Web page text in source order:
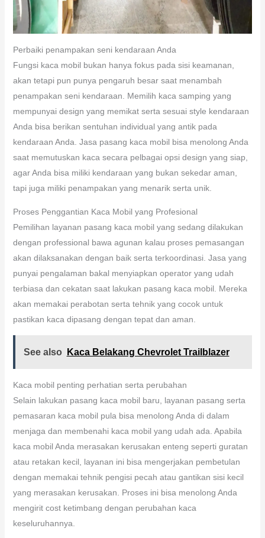
Perbaiki penampakan seni kendaraan Anda
Fungsi kaca mobil bukan hanya fokus pada sisi keamanan,
akan tetapi pun punya pengaruh besar saat menambah
penampakan seni kendaraan. Memilih kaca samping yang
mempunyai design yang memikat serta sesuai style kendaraan
Anda bisa berikan sentuhan individual yang antik pada
kendaraan Anda. Jasa pasang kaca mobil bisa menolong Anda
saat memutuskan kaca secara pelbagai opsi design yang siap,
agar Anda bisa miliki kendaraan yang bukan sekedar aman,
tapi juga miliki penampakan yang menarik serta unik.
Proses Penggantian Kaca Mobil yang Profesional
Pemilihan layanan pasang kaca mobil yang sedang dilakukan
dengan professional bawa agunan kalau proses pemasangan
akan dilaksanakan dengan baik serta terkoordinasi. Jasa yang
punyai pengalaman bakal menyiapkan operator yang udah
terbiasa dan cekatan saat lakukan pasang kaca mobil. Mereka
akan memakai perabotan serta tehnik yang cocok untuk
pastikan kaca dipasang dengan tepat dan aman.
See also Kaca Belakang Chevrolet Trailblazer
Kaca mobil penting perhatian serta perubahan
Selain lakukan pasang kaca mobil baru, layanan pasang serta
pemasaran kaca mobil pula bisa menolong Anda di dalam
menjaga dan membenahi kaca mobil yang udah ada. Apabila
kaca mobil Anda merasakan kerusakan enteng seperti guratan
atau retakan kecil, layanan ini bisa mengerjakan pembetulan
dengan memakai tehnik pengisi pecah atau gantikan sisi kecil
yang merasakan kerusakan. Proses ini bisa menolong Anda
mengirit cost ketimbang dengan perubahan kaca
keseluruhannya.